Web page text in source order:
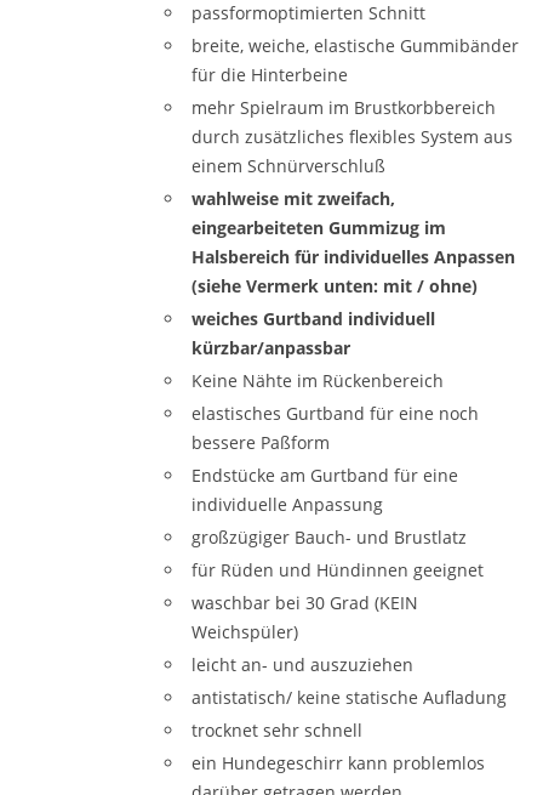
passformoptimierten Schnitt
breite, weiche, elastische Gummibänder
für die Hinterbeine
mehr Spielraum im Brustkorbbereich
durch zusätzliches flexibles System aus
einem Schnürverschluß
wahlweise mit zweifach,
eingearbeiteten Gummizug im
Halsbereich für individuelles Anpassen
(siehe Vermerk unten: mit / ohne)
weiches Gurtband individuell
kürzbar/anpassbar
Keine Nähte im Rückenbereich
elastisches Gurtband für eine noch
bessere Paßform
Endstücke am Gurtband für eine
individuelle Anpassung
großzügiger Bauch- und Brustlatz
für Rüden und Hündinnen geeignet
waschbar bei 30 Grad (KEIN
Weichspüler)
leicht an- und auszuziehen
antistatisch/ keine statische Aufladung
trocknet sehr schnell
ein Hundegeschirr kann problemlos